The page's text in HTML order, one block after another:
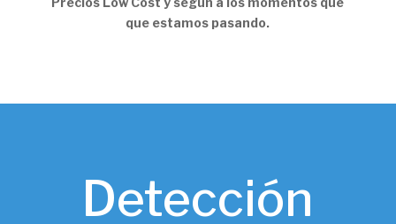
que estamos pasando.
Detección